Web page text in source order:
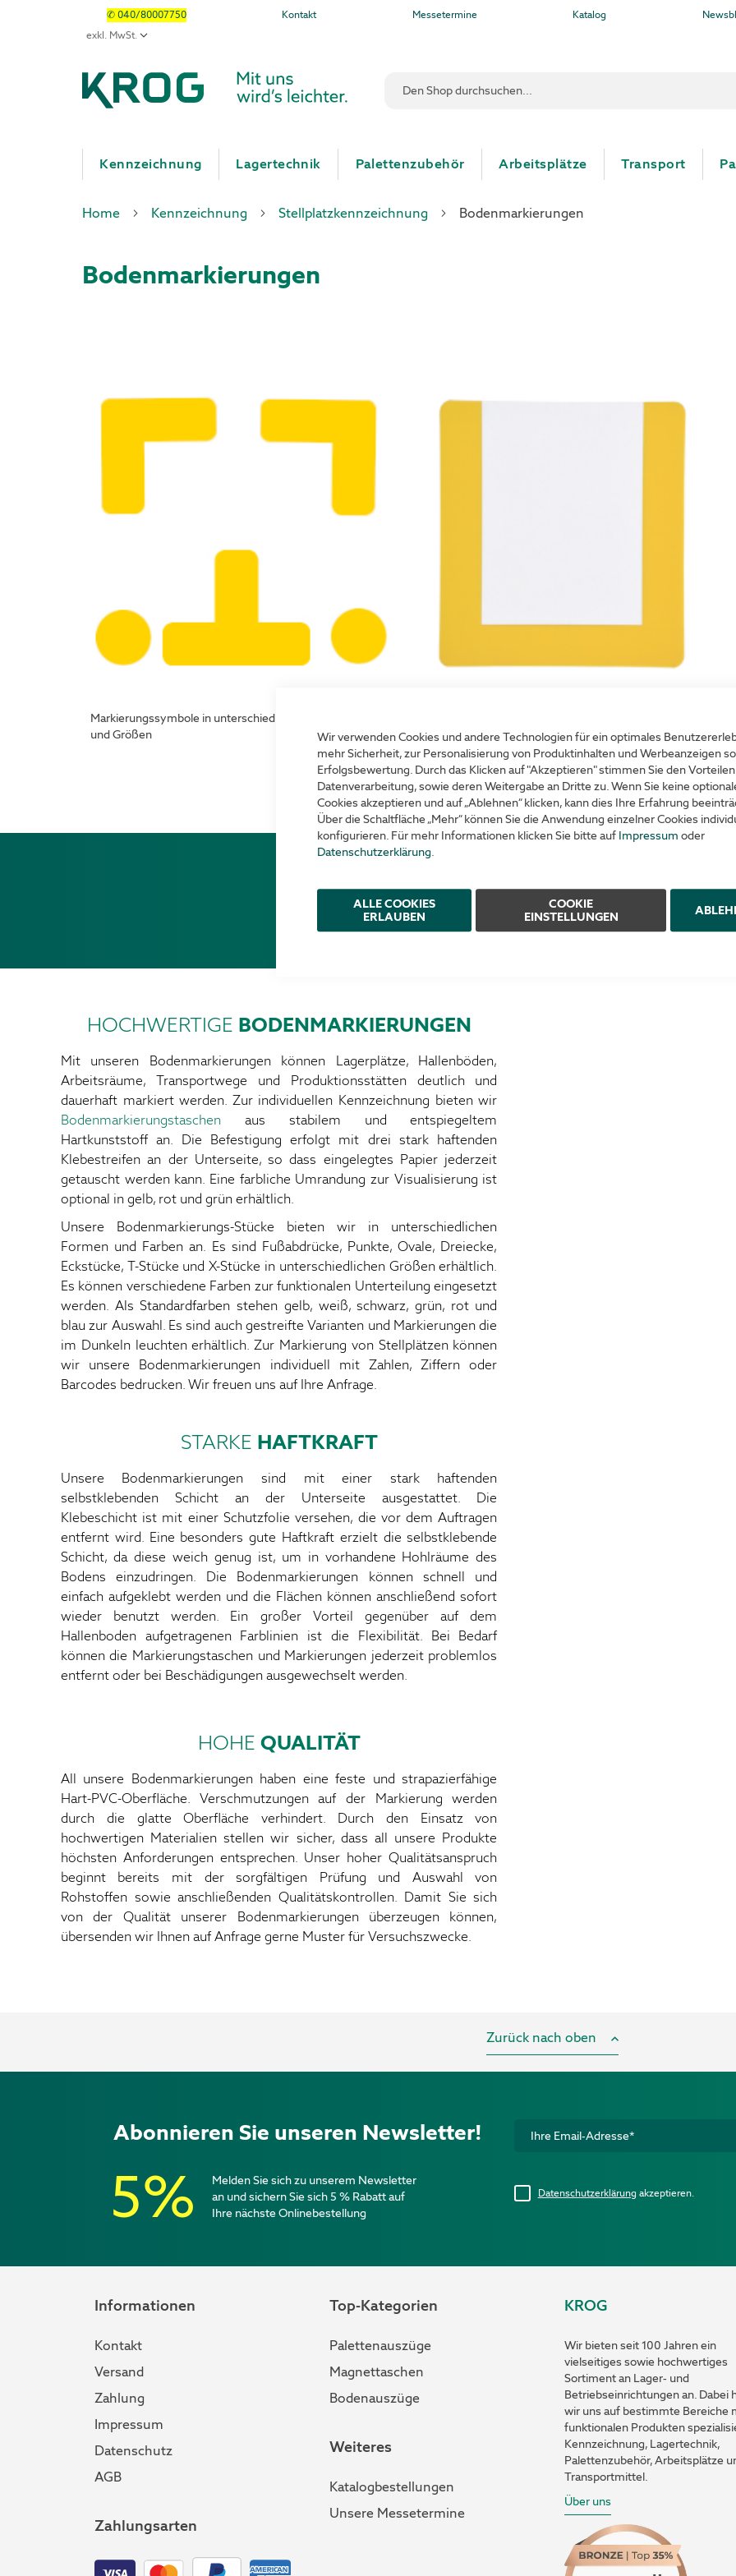
Wir verwenden Cookies und andere Technologien für ein optimales
mehr Sicherheit, zur Personalisierung von Produktinhalten und Werbeanzeigen
Erfolgsbewertung. Durch das Klicken auf "Akzeptieren" stimmen Sie den
Datenverarbeitung, sowie deren Weitergabe an Dritte zu. Wenn Sie keine
Cookies akzeptieren und auf „Ablehnen“ klicken, kann dies Ihre Erfahrung
Über die Schaltfläche „Mehr“ können Sie die Anwendung einzelner Cookies
konfigurieren. Für mehr Informationen klicken Sie bitte auf Impressum oder
Datenschutzerklärung.
ALLE COOKIES
ERLAUBEN
COOKIE
EINSTELLUNGEN
✆ 040/80007750 Kontakt Messetermine Katalog
Kennzeichnung Lagertechnik Palettenzubehör Arbeitsplätze Transport
Home Kennzeichnung Stellplatzkennzeichnung Bodenmarkierungen
Bodenmarkierungen
Markierungssymbole in unterschiedlichen Formen, Farben
und Größen
unterschiedlichen Formaten - wahlweise offen oder
geschlossen
Professionelle
HOCHWERTIGE BODENMARKIERUNGEN
Mit unseren Bodenmarkierungen können Lagerplätze, Hallenböden,
Arbeitsräume, Transportwege und Produktionsstätten deutlich und
dauerhaft markiert werden. Zur individuellen Kennzeichnung bieten wir
Bodenmarkierungstaschen aus stabilem und entspiegeltem
Hartkunststoff an. Die Befestigung erfolgt mit drei stark haftenden
Klebestreifen an der Unterseite, so dass eingelegtes Papier jederzeit
getauscht werden kann. Eine farbliche Umrandung zur Visualisierung ist
optional in gelb, rot und grün erhältlich.
Unsere Bodenmarkierungs-Stücke bieten wir in unterschiedlichen
Formen und Farben an. Es sind Fußabdrücke, Punkte, Ovale, Dreiecke,
Eckstücke, T-Stücke und X-Stücke in unterschiedlichen Größen erhältlich.
Es können verschiedene Farben zur funktionalen Unterteilung eingesetzt
werden. Als Standardfarben stehen gelb, weiß, schwarz, grün, rot und
blau zur Auswahl. Es sind auch gestreifte Varianten und Markierungen die
im Dunkeln leuchten erhältlich. Zur Markierung von Stellplätzen können
wir unsere Bodenmarkierungen individuell mit Zahlen, Ziffern oder
Barcodes bedrucken. Wir freuen uns auf Ihre Anfrage.
STARKE HAFTKRAFT
Unsere Bodenmarkierungen sind mit einer stark haftenden
selbstklebenden Schicht an der Unterseite ausgestattet. Die
Klebeschicht ist mit einer Schutzfolie versehen, die vor dem Auftragen
entfernt wird. Eine besonders gute Haftkraft erzielt die selbstklebende
Schicht, da diese weich genug ist, um in vorhandene Hohlräume des
Bodens einzudringen. Die Bodenmarkierungen können schnell und
einfach aufgeklebt werden und die Flächen können anschließend sofort
wieder benutzt werden. Ein großer Vorteil gegenüber auf dem
Hallenboden aufgetragenen Farblinien ist die Flexibilität. Bei Bedarf
können die Markierungstaschen und Markierungen jederzeit problemlos
entfernt oder bei Beschädigungen ausgewechselt werden.
HOHE QUALITÄT
All unsere Bodenmarkierungen haben eine feste und strapazierfähige
Hart-PVC-Oberfläche. Verschmutzungen auf der Markierung werden
durch die glatte Oberfläche verhindert. Durch den Einsatz von
hochwertigen Materialien stellen wir sicher, dass all unsere Produkte
höchsten Anforderungen entsprechen. Unser hoher Qualitätsanspruch
beginnt bereits mit der sorgfältigen Prüfung und Auswahl von
Rohstoffen sowie anschließenden Qualitätskontrollen. Damit Sie sich
von der Qualität unserer Bodenmarkierungen überzeugen können,
übersenden wir Ihnen auf Anfrage gerne Muster für Versuchszwecke.
Zurück nach oben
Abonnieren Sie unseren Newsletter!
5%
Melden Sie sich zu unserem Newsletter
an und sichern Sie sich 5 % Rabatt auf
Ihre nächste Onlinebestellung
Datenschutzerklärung akzeptieren.
Informationen
Kontakt
Versand
Zahlung
Impressum
Datenschutz
AGB
Zahlungsarten
Top-Kategorien
Palettenauszüge
Magnettaschen
Bodenauszüge
Weiteres
Katalogbestellungen
Unsere Messetermine
KROG
Wir bieten seit 100 Jahren ein
vielseitiges sowie hochwertiges
Sortiment an Lager- und
Betriebseinrichtungen an. Dabei
wir uns auf bestimmte Bereiche
funktionalen Produkten
Kennzeichnung, Lagertechnik,
Palettenzubehör, Arbeitsplätze
Transportmittel.
Über uns